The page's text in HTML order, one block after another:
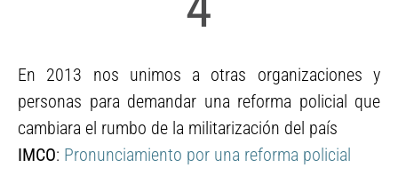
En 2013 nos unimos a otras organizaciones y
personas para demandar una reforma policial que
cambiara el rumbo de la militarización del país
IMCO: Pronunciamiento por una reforma policial